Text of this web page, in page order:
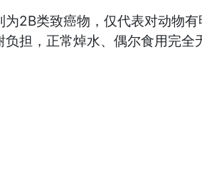
类致癌物，仅代表对动物
担，正常焯水、偶尔食用完全